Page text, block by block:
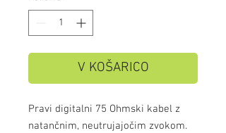
V KOŠARICO
Pravi digitalni 75 Ohmski kabel z
natančnim, neutrujajočim zvokom.